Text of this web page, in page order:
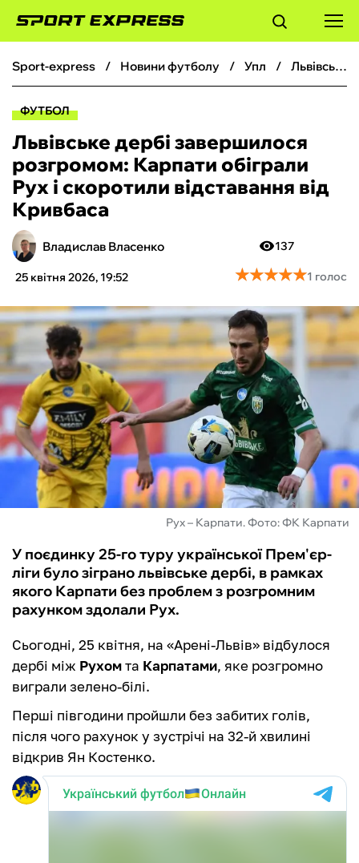
ФУТБОЛ
БОКС
ХОКЕЙ
ТЕНІС
КІБЕРСПОРТ
ЧС-2026
ФУТЗАЛ
ІНШІ
БУКМЕКЕРИ
sport-express новини футболу упл Львівське дербі завершилося розгромом: Карпати обіграли Рух і скоротили відставання від Кривбаса
ФУТБОЛ
Львівське дербі завершилося
розгромом: Карпати обіграли
Рух і скоротили відставання від
Кривбаса
Владислав Власенко
25 квітня 2026, 19:52
137
★★★★★
★★★★★1 голос
Рух – Карпати. Фото: ФК Карпати
У поєдинку 25-го туру української Прем'єр-
ліги було зіграно львівське дербі, в рамках
якого Карпати без проблем з розгромним
рахунком здолали Рух.
Сьогодні, 25 квітня, на «Арені-Львів» відбулося
дербі між Рухомта Карпатами, яке розгромно
виграли зелено-білі.
Перші півгодини пройшли без забитих голів,
після чого рахунок у зустрічі на 32-й хвилині
відкрив Ян Костенко.